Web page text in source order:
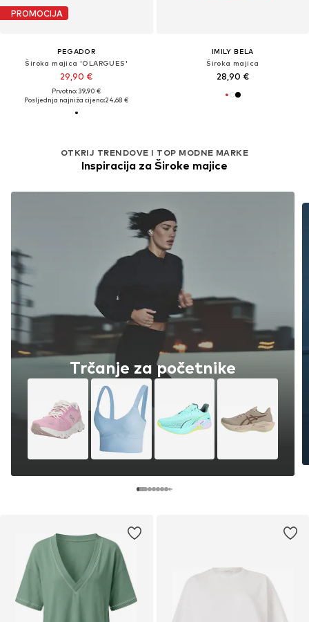
PROMOCIJA
PEGADOR
Široka majica 'OLARGUES'
29,90 €
Prvotno: 39,90 €
Posljednja najniža cijena:24,68 €
IMILY BELA
Široka majica
28,90 €
OTKRIJ TRENDOVE I TOP MODNE MARKE
Inspiracija za Široke majice
Trčanje za početnike